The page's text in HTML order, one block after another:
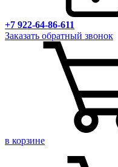
+7 922-64-86-611
Заказать обратный звонок
в корзине